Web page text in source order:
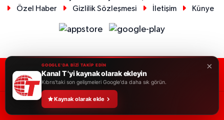
Özel Haber
Gizlilik Sözleşmesi İletişim Künye
RSS Copyright © 2026. Her hakkı saklıdır.
Haber Yazılımı:
×
GOOGLE'DA BİZİ TAKİP EDİN
Kanal T 'yi kaynak olarak ekleyin
Kıbrıs'taki son gelişmeleri Google'da daha sık görün.
Kaynak olarak ekle